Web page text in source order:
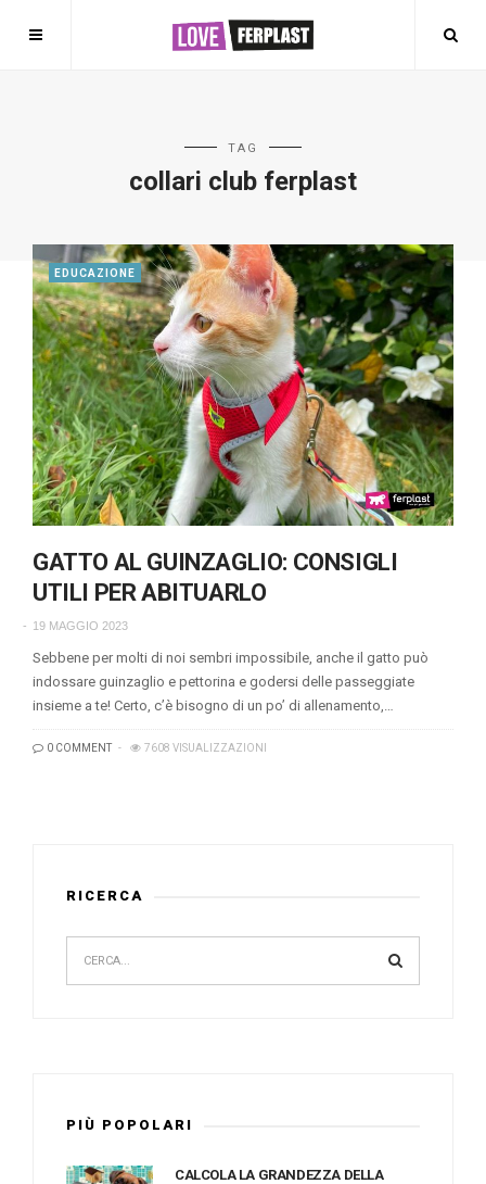
TAG
collari club ferplast
EDUCAZIONE
GATTO AL GUINZAGLIO: CONSIGLI
UTILI PER ABITUARLO
19 MAGGIO 2023
Sebbene per molti di noi sembri impossibile, anche il gatto può
indossare guinzaglio e pettorina e godersi delle passeggiate
insieme a te! Certo, c’è bisogno di un po’ di allenamento,…
0 COMMENT 7608 VISUALIZZAZIONI
RICERCA
PIÙ POPOLARI
CALCOLA LA GRANDEZZA DELLA